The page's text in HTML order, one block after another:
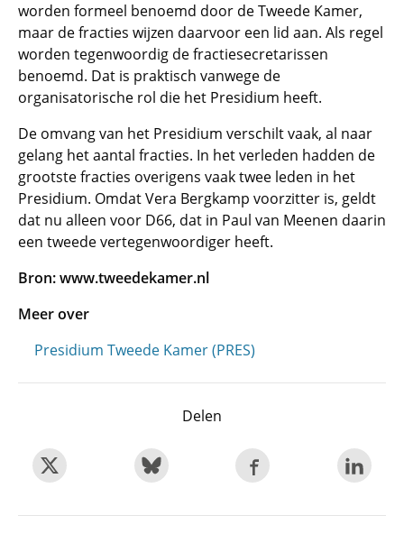
worden formeel benoemd door de Tweede Kamer,
maar de fracties wijzen daarvoor een lid aan. Als regel
worden tegenwoordig de fractiesecretarissen
benoemd. Dat is praktisch vanwege de
organisatorische rol die het Presidium heeft.
De omvang van het Presidium verschilt vaak, al naar
gelang het aantal fracties. In het verleden hadden de
grootste fracties overigens vaak twee leden in het
Presidium. Omdat Vera Bergkamp voorzitter is, geldt
dat nu alleen voor D66, dat in Paul van Meenen daarin
een tweede vertegenwoordiger heeft.
Bron: www.tweedekamer.nl
Meer over
Presidium Tweede Kamer (PRES)
Delen